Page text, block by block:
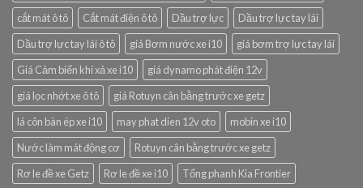
cắt mát ô tô
Cắt mát điện ô tô Dầu trợ lực
Dầu trợ lực tay lái
Dầu trợ lực tay lái ô tô
giá Bơm nước xe i10
giá bơm trợ lực tay lái
Giá Cảm biến khí xả xe i10
giá dynamo phát điện 12v
giá lọc nhớt xe ô tô
giá Rotuyn cân bằng trước xe getz
lá côn bàn ép xe i10
may phat dien 12v oto
mobin xe i10
Nước làm mát động cơ
Rotuyn cân bằng trước xe getz
Rơ le đề xe Getz
Rơ le đề xe i10 Tổng phanh Kia Frontier